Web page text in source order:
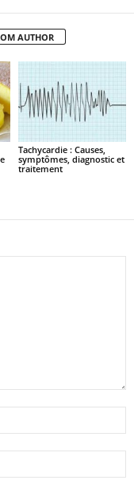
AUTHOR
Tachycardie : Causes,
symptômes, diagnostic et
traitement